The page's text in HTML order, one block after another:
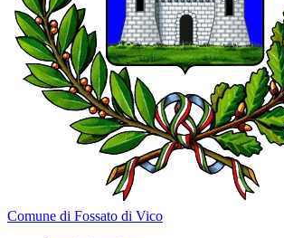
Comune di Fossato di Vico